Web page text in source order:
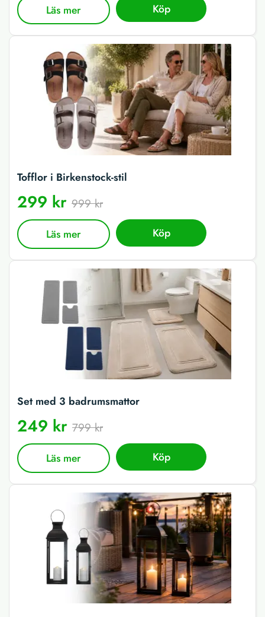
Läs mer Köp
Tofflor i Birkenstock-stil
299 kr 999 kr
Läs mer Köp
Set med 3 badrumsmattor
249 kr 799 kr
Läs mer Köp